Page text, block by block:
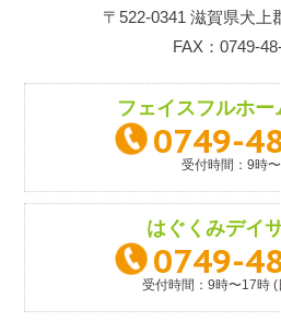
〒522-0341 滋賀県犬上
FAX：0749-
フェイスフルホー
0749-
受付時間：9時
はぐくみデイ
0749-
受付時間：9時〜17時